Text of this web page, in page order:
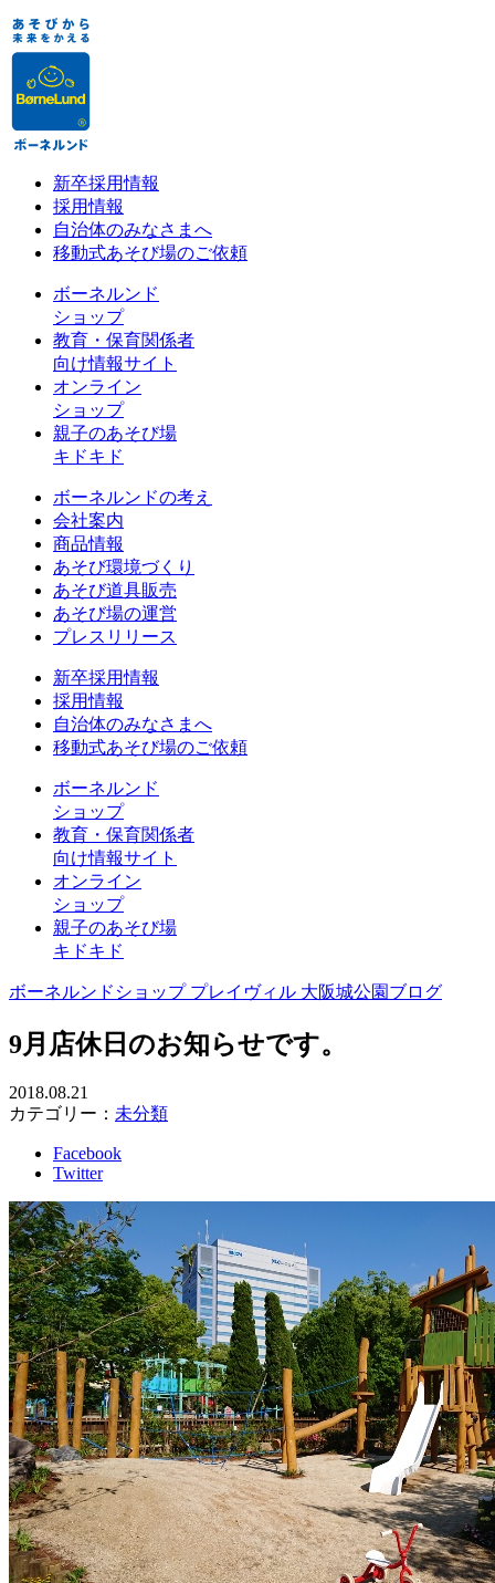
新卒採用情報
採用情報
自治体のみなさまへ
移動式あそび場のご依頼
ボーネルンド
ショップ
教育・保育関係者
向け情報サイト
オンライン
ショップ
親子のあそび場
キドキド
ボーネルンドの考え
会社案内
商品情報
あそび環境づくり
あそび道具販売
あそび場の運営
プレスリリース
新卒採用情報
採用情報
自治体のみなさまへ
移動式あそび場のご依頼
ボーネルンド
ショップ
教育・保育関係者
向け情報サイト
オンライン
ショップ
親子のあそび場
キドキド
ボーネルンドショップ プレイヴィル 大阪城公園ブログ
9月店休日のお知らせです。
2018.08.21
カテゴリー： 未分類
Facebook
Twitter